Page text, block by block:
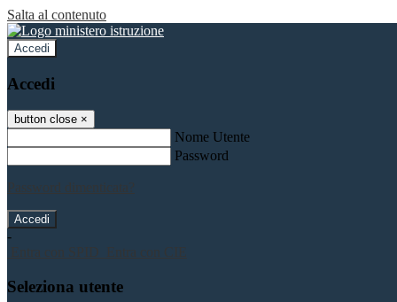
Salta al contenuto
Accedi
Accedi
button close ×
Nome Utente
Password
Password dimenticata?
-
Entra con SPID
Entra con CIE
Seleziona utente